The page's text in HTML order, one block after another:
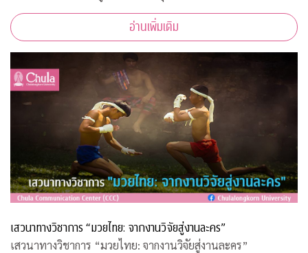
อ่านเพิ่มเติม
เสวนาทางวิชาการ “มวยไทย: จากงานวิจัยสู่งานละคร”
เสวนาทางวิชาการ “มวยไทย: จากงานวิจัยสู่งานละคร”